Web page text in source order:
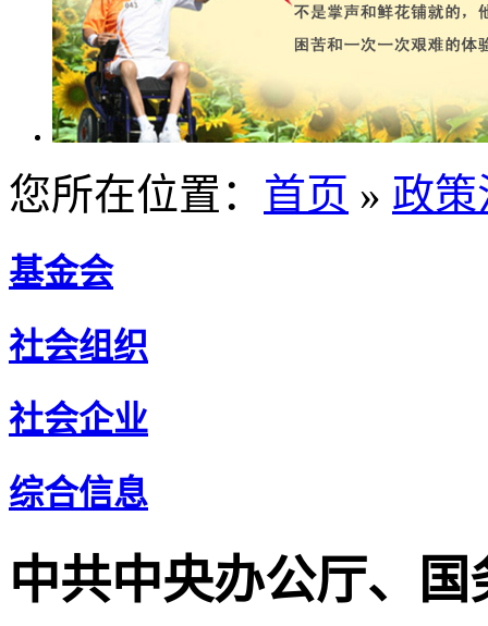
您所在位置： 首页 » 政
基金会
社会组织
社会企业
综合信息
中共中央办公厅、